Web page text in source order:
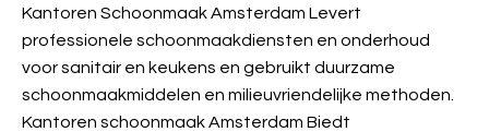
Kantoren Schoonmaak Amsterdam Levert
professionele schoonmaakdiensten en onderhoud
voor sanitair en keukens en gebruikt duurzame
schoonmaakmiddelen en milieuvriendelijke methoden.
Kantoren schoonmaak Amsterdam Biedt